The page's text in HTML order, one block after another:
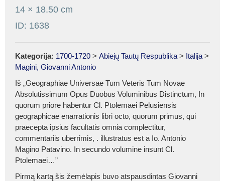
14 × 18.50 cm
ID: 1638
Kategorija: 1700-1720 > Abiejų Tautų Respublika > Italija >
Magini, Giovanni Antonio
Iš „Geographiae Universae Tum Veteris Tum Novae
Absolutissimum Opus Duobus Voluminibus Distinctum, In
quorum priore habentur Cl. Ptolemaei Pelusiensis
geographicae enarrationis libri octo, quorum primus, qui
praecepta ipsius facultatis omnia complectitur,
commentariis uberrimis, . illustratus est a Io. Antonio
Magino Patavino. In secundo volumine insunt Cl.
Ptolemaei…”
Pirmą kartą šis žemėlapis buvo atspausdintas Giovanni